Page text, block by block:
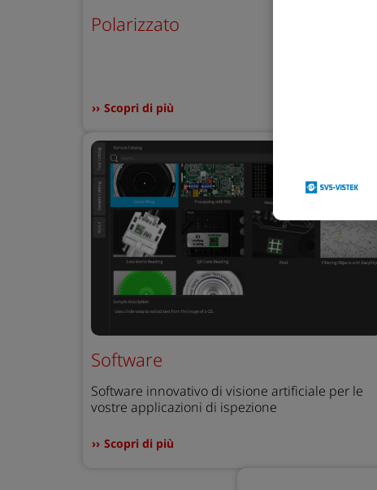
Polarizzato
Scopri di più
Software
Software innovativo di visione artificiale per le
vostre applicazioni di ispezione
Scopri di più